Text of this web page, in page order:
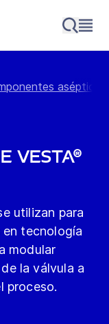
asépticos
utilizan para
tecnología
modular
la válvula a
proceso.